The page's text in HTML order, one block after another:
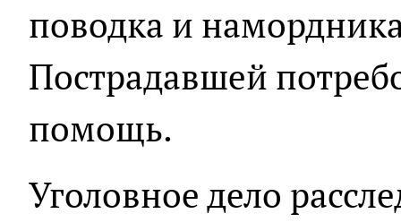
поводка и
Пострадавшей
помощь.
Уголовное дело